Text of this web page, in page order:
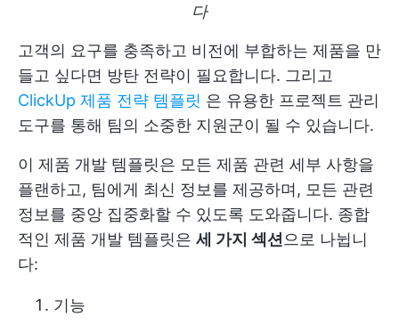
다
고객의 요구를 충족하고 비전에 부합하는 제품을 만
들고 싶다면 방탄 전략이 필요합니다. 그리고
ClickUp 제품 전략 템플릿 은 유용한 프로젝트 관리
도구를 통해 팀의 소중한 지원군이 될 수 있습니다.
이 제품 개발 템플릿은 모든 제품 관련 세부 사항을
플랜하고, 팀에게 최신 정보를 제공하며, 모든 관련
정보를 중앙 집중화할 수 있도록 도와줍니다. 종합
적인 제품 개발 템플릿은 세 가지 섹션 으로 나뉩니
다:
기능